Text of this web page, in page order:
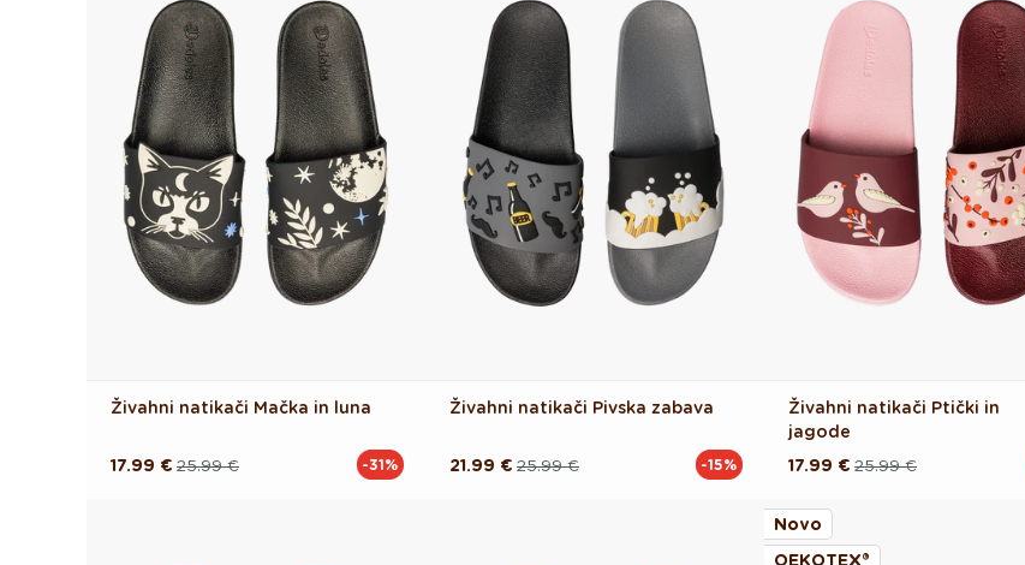
Živahni natikači Mačka in luna
Redna 25.99 €
Akcijska
17.99 € -31%
Živahni natikači Pivska zabava
Redna 25.99 €
Akcijska
21.99 € -15%
Živahni natikači Ptički in
jagode
Redna 25.99 €
Akcijska
17.99 €
Novo
OEKOTEX®